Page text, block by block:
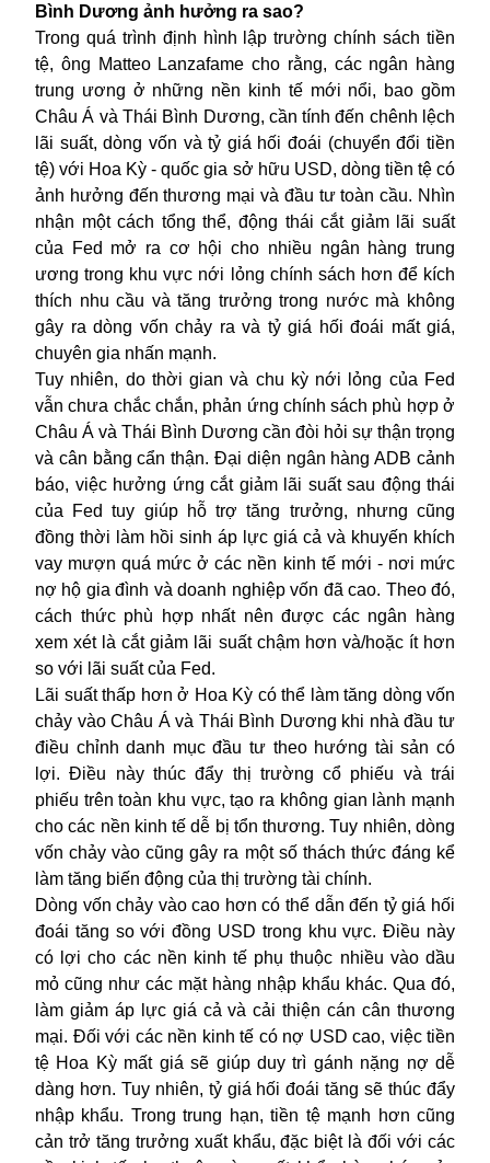
Bình Dương ảnh hưởng ra sao?
Trong quá trình định hình lập trường chính sách tiền
tệ, ông Matteo Lanzafame cho rằng, các ngân hàng
trung ương ở những nền kinh tế mới nổi, bao gồm
Châu Á và Thái Bình Dương, cần tính đến chênh lệch
lãi suất, dòng vốn và tỷ giá hối đoái (chuyển đổi tiền
tệ) với Hoa Kỳ - quốc gia sở hữu USD, dòng tiền tệ có
ảnh hưởng đến thương mại và đầu tư toàn cầu. Nhìn
nhận một cách tổng thể, động thái cắt giảm lãi suất
của Fed mở ra cơ hội cho nhiều ngân hàng trung
ương trong khu vực nới lỏng chính sách hơn để kích
thích nhu cầu và tăng trưởng trong nước mà không
gây ra dòng vốn chảy ra và tỷ giá hối đoái mất giá,
chuyên gia nhấn mạnh.
Tuy nhiên, do thời gian và chu kỳ nới lỏng của Fed
vẫn chưa chắc chắn, phản ứng chính sách phù hợp ở
Châu Á và Thái Bình Dương cần đòi hỏi sự thận trọng
và cân bằng cẩn thận. Đại diện ngân hàng ADB cảnh
báo, việc hưởng ứng cắt giảm lãi suất sau động thái
của Fed tuy giúp hỗ trợ tăng trưởng, nhưng cũng
đồng thời làm hồi sinh áp lực giá cả và khuyến khích
vay mượn quá mức ở các nền kinh tế mới - nơi mức
nợ hộ gia đình và doanh nghiệp vốn đã cao. Theo đó,
cách thức phù hợp nhất nên được các ngân hàng
xem xét là cắt giảm lãi suất chậm hơn và/hoặc ít hơn
so với lãi suất của Fed.
Lãi suấtthấp hơn ở Hoa Kỳ có thể làm tăng dòng vốn
chảy vào Châu Á và Thái Bình Dương khi nhà đầu tư
điều chỉnh danh mục đầu tư theo hướng tài sản có
lợi. Điều này thúc đẩy thị trường cổ phiếu và trái
phiếu trên toàn khu vực, tạo ra không gian lành mạnh
cho các nền kinh tế dễ bị tổn thương. Tuy nhiên, dòng
vốn chảy vào cũng gây ra một số thách thức đáng kể
làm tăng biến động của thị trường tài chính.
Dòng vốn chảy vào cao hơn có thể dẫn đến tỷ giá hối
đoái tăng so với đồng USD trong khu vực. Điều này
có lợi cho các nền kinh tế phụ thuộc nhiều vào dầu
mỏ cũng như các mặt hàng nhập khẩu khác. Qua đó,
làm giảm áp lực giá cả và cải thiện cán cân thương
mại. Đối với các nền kinh tế có nợ USD cao, việc tiền
tệ Hoa Kỳ mất giá sẽ giúp duy trì gánh nặng nợ dễ
dàng hơn. Tuy nhiên, tỷ giá hối đoái tăng sẽ thúc đẩy
nhập khẩu. Trong trung hạn, tiền tệ mạnh hơn cũng
cản trở tăng trưởng xuất khẩu, đặc biệt là đối với các